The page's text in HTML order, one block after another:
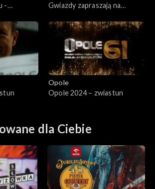
-
Gwiazdy zapraszają na
Opole
Opole 2024 – zwiastun
dla Ciebie